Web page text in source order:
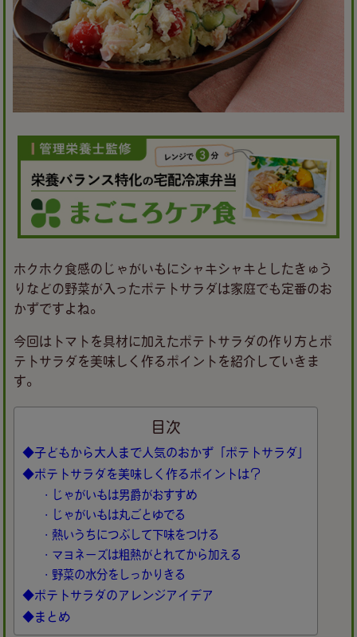
ホクホク食感のじゃがいもにシャキシャキとしたきゅう
りなどの野菜が入ったポテトサラダは家庭でも定番のお
かずですよね。
今回はトマトを具材に加えたポテトサラダの作り方とポ
テトサラダを美味しく作るポイントを紹介していきま
す。
目次
◆子どもから大人まで人気のおかず「ポテトサラダ」
◆ポテトサラダを美味しく作るポイントは？
・じゃがいもは男爵がおすすめ
・じゃがいもは丸ごとゆでる
・熱いうちにつぶして下味をつける
・マヨネーズは粗熱がとれてから加える
・野菜の水分をしっかりきる
◆ポテトサラダのアレンジアイデア
◆まとめ